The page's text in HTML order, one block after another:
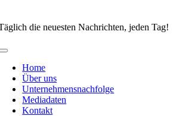
die neuesten Nachrichten, jeden Tag!
Toggle
NavigationHome
Über uns
Unternehmensnachfolge
Mediadaten
Kontakt